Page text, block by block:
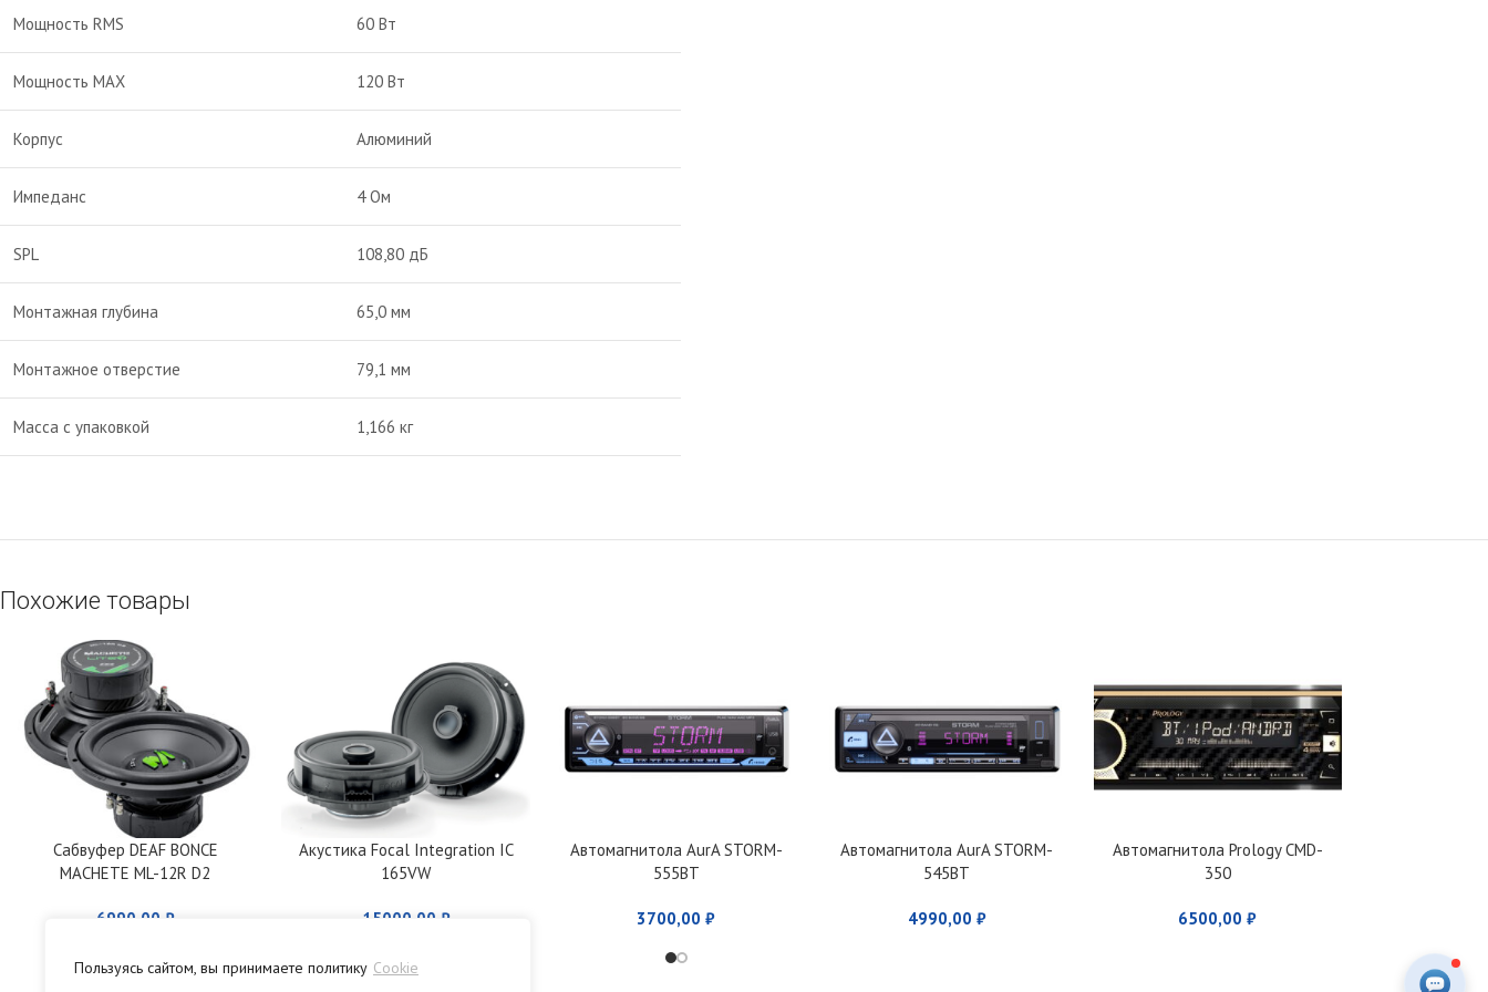
Пользуясь сайтом, вы принимаете политику Cookie
Мощность RMS 60 Вт
Мощность MAX 120 Вт
Корпус Алюминий
Импеданс 4 Ом
SPL 108,80 дБ
Монтажная глубина 65,0 мм
Монтажное отверстие 79,1 мм
Масса с упаковкой 1,166 кг
Похожие товары
Сабвуфер DEAF BONCE
MACHETE ML-12R D2
6990,00 ₽
Акустика Focal Integration IC
165VW
15000,00 ₽
Автомагнитола AurA STORM-
555BT
3700,00₽
Автомагнитола AurA STORM-
545BT
4990,00 ₽
Автомагнитола Prology CMD-
350
6500,00₽